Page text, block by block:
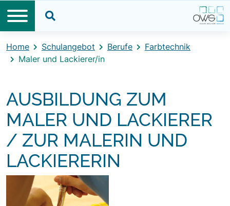
Home Schulangebot Berufe
Farbtechnik
Maler und Lackierer/in
AUSBILDUNG ZUM
MALER UND LACKIERER
/ ZUR MALERIN UND
LACKIERERIN